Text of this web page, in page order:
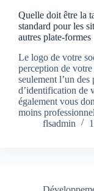
Quelle doit être la
standard pour les
autres plate-formes
Le logo de votre
perception de
seulement l’un
d’identification de
également vous
moins
flsadmin